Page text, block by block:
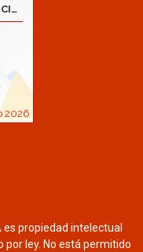
es propiedad intelectual
por ley. No está permitido